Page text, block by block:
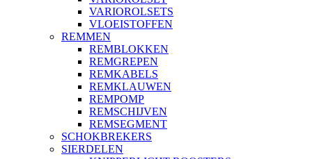
VARIOROLSETS
VLOEISTOFFEN
REMMEN
REMBLOKKEN
REMGREPEN
REMKABELS
REMKLAUWEN
REMPOMP
REMSCHIJVEN
REMSEGMENT
SCHOKBREKERS
SIERDELEN